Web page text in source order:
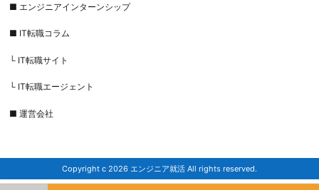
■ エンジニアインターンシップ
■ IT転職コラム
└ IT転職サイト
└ IT転職エージェント
■ 運営会社
Copyright c 2026 エンジニア就活 All rights reserved.